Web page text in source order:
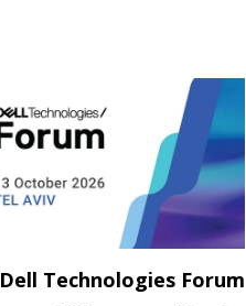
Dell Technologies Forum